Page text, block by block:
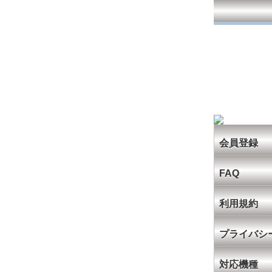
会員登録
FAQ
利用規約
プライバシ
対応機種